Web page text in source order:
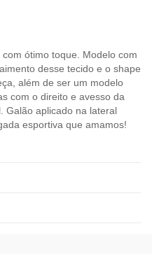
ótimo toque. Modelo com
desse tecido e o shape
além de ser um modelo
com o direito e avesso da
Galão aplicado na lateral
esportiva que amamos!